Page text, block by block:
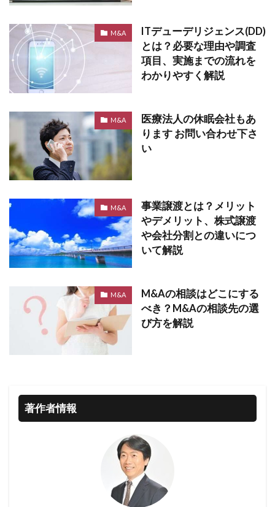
M&A
ITデューデリジェンス(DD)
とは？必要な理由や調査
項目、実施までの流れを
わかりやすく解説
M&A
医療法人の休眠会社もあ
ります お問い合わせ下さ
い
M&A
事業譲渡とは？メリット
やデメリット、株式譲渡
や会社分割との違いにつ
いて解説
M&A
M&Aの相談はどこにする
べき？M&Aの相談先の選
び方を解説
著作者情報